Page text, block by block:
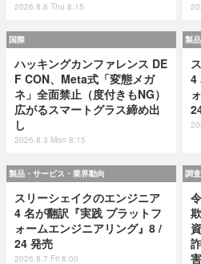
2026.8.6 Thu 8:15
国際
ハッキングカンファレンス DE
F CON、Meta式「変態メガ
ネ」全面禁止（度付きもNG）
広がるスマートグラス締め出
し
2026.8.3 Mon 8:15
製
4
製品・サービス・業界動向
スリーシェイクのエンジニア
4 名が翻訳『実践 プラットフ
ォームエンジニアリング』8 /
24 発売
2026.8.7 Fri 8:00
調